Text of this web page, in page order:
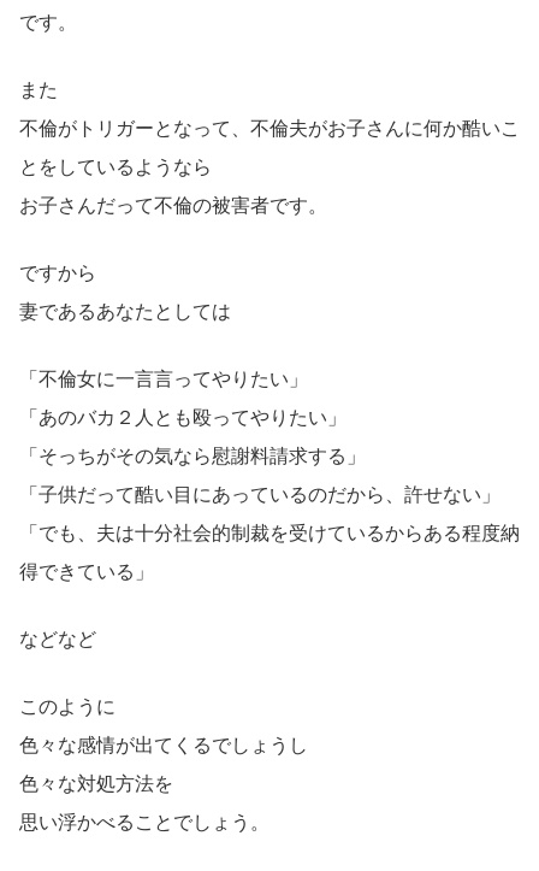
です。
また
不倫がトリガーとなって、不倫夫がお子さんに何か酷いこ
とをしているようなら
お子さんだって不倫の被害者です。
ですから
妻であるあなたとしては
「不倫女に一言言ってやりたい」
「あのバカ２人とも殴ってやりたい」
「そっちがその気なら慰謝料請求する」
「子供だって酷い目にあっているのだから、許せない」
「でも、夫は十分社会的制裁を受けているからある程度納
得できている」
などなど
このように
色々な感情が出てくるでしょうし
色々な対処方法を
思い浮かべることでしょう。